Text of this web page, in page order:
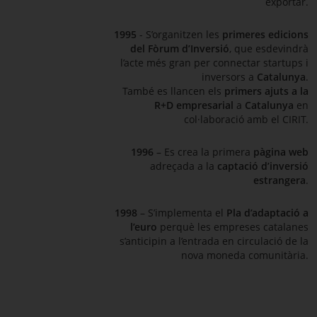
1995 - S’organitzen les primeres edicions
del Fòrum d’Inversió, que esdevindrà
l’acte més gran per connectar startups i
inversors a Catalunya.
També es llancen els primers ajuts a la
R+D empresarial a Catalunya en
col·laboració amb el CIRIT.
1996 – Es crea la primera pàgina web
adreçada a la captació d’inversió
estrangera.
1998 – S’implementa el Pla d’adaptació a
l’euro perquè les empreses catalanes
s’anticipin a l’entrada en circulació de la
nova moneda comunitària.